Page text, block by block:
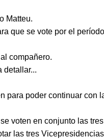
Matteu.
que se vote por el
compañero.
detallar...
para poder continuar con
voten en conjunto las
las tres